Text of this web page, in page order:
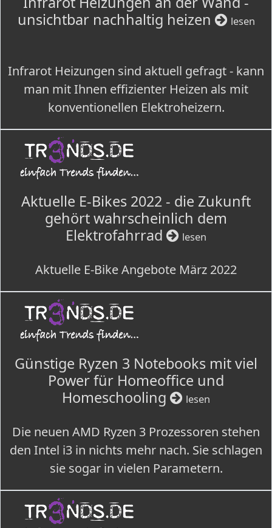
unsichtbar nachhaltig heizen
lesen
Infrarot Heizungen sind aktuell gefragt - kann
man mit Ihnen effizienter Heizen als mit
konventionellen Elektroheizern.
Aktuelle E-Bikes 2022 - die Zukunft
gehört wahrscheinlich dem
Elektrofahrrad
lesen
Aktuelle E-Bike Angebote März 2022
Günstige Ryzen 3 Notebooks mit viel
Power für Homeoffice und
Homeschooling
lesen
Die neuen AMD Ryzen 3 Prozessoren stehen
den Intel i3 in nichts mehr nach. Sie schlagen
sie sogar in vielen Parametern.